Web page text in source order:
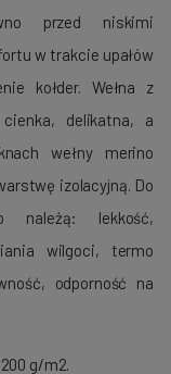
przed niskimi
w trakcie upałów
kołder. Wełna z
delikatna, a
wełny merino
izolacyjną. Do
należą: lekkość,
wilgoci, termo
odporność na
g/m2.